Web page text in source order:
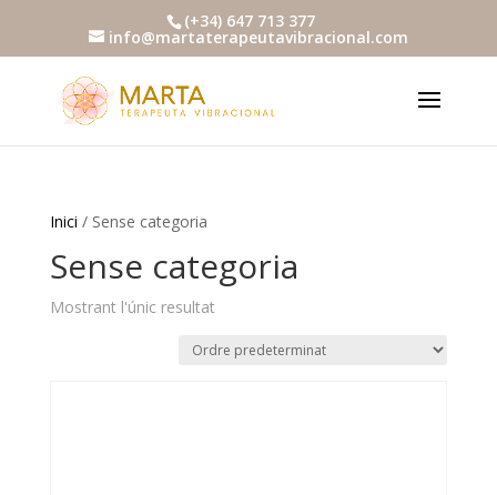
(+34) 647 713 377
info@martaterapeutavibracional.com
Inici / Sense categoria
Sense categoria
Mostrant l'únic resultat